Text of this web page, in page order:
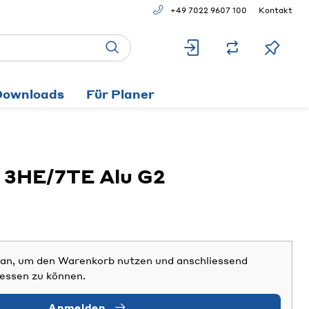
+49 7022 9607 100 Kontakt
Für Planer
7TE Alu G2
um den Warenkorb nutzen und anschliessend
zu können.